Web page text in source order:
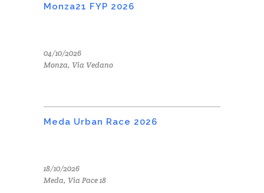
Monza21 FYP 2026
04/10/2026
Monza, Via Vedano
Meda Urban Race 2026
18/10/2026
Meda, Via Pace 18